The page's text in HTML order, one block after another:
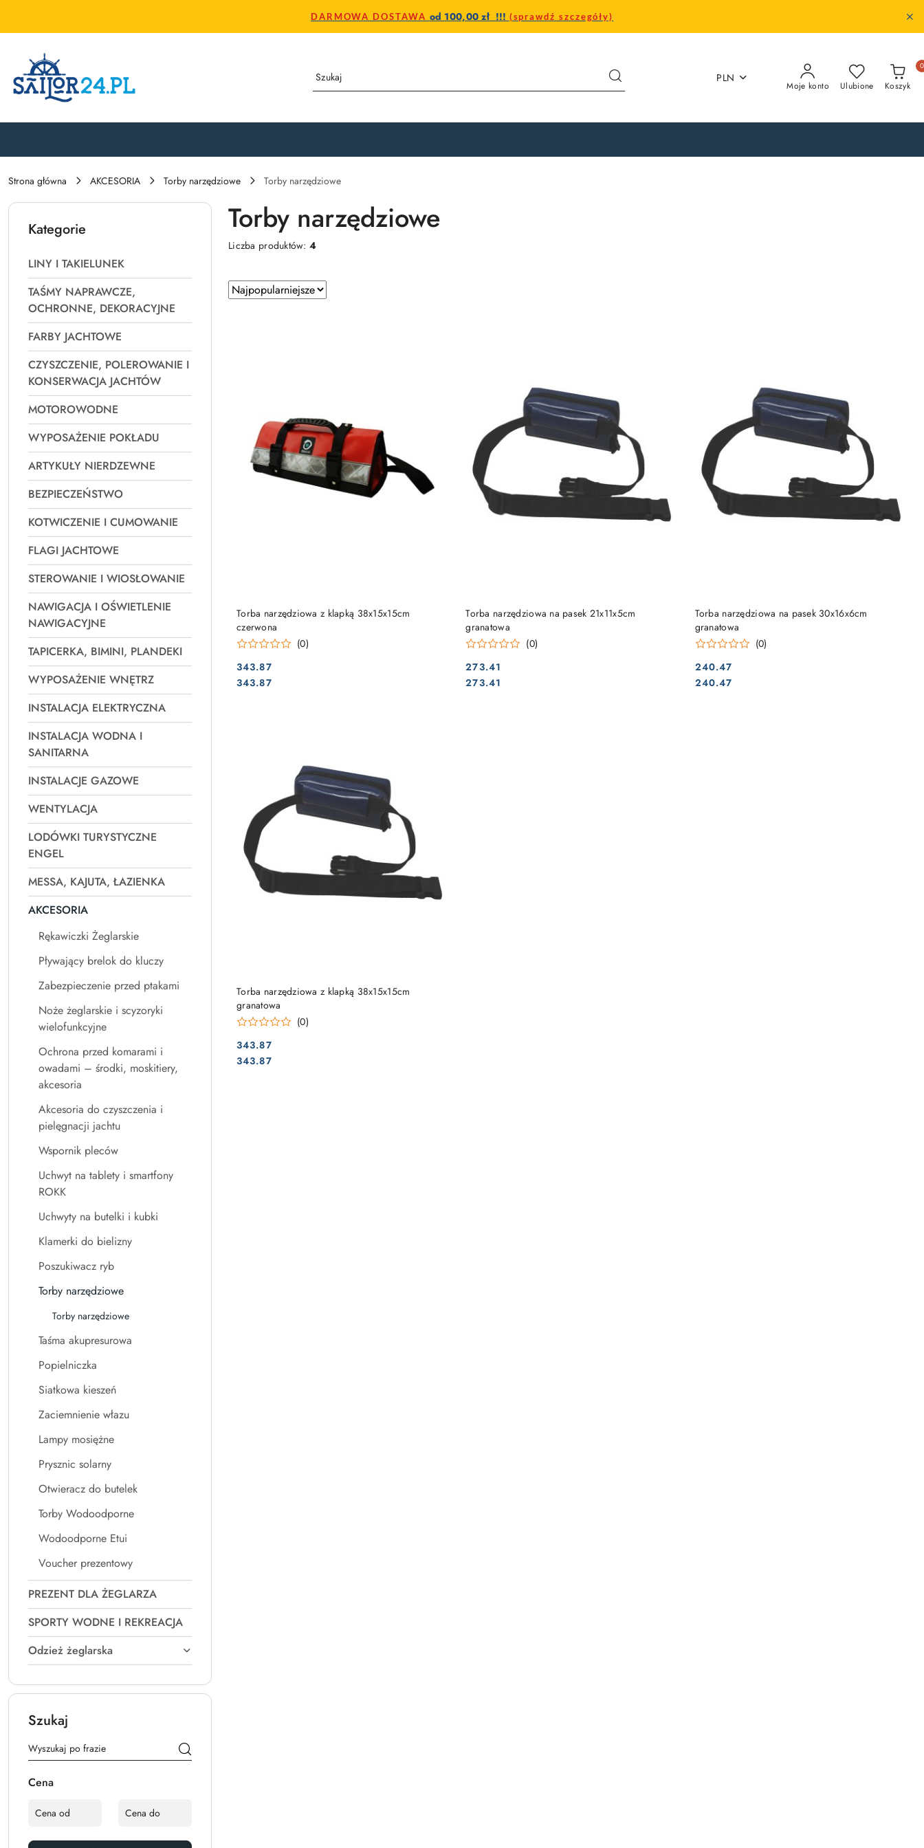
DARMOWA DOSTAWA od 100,00 zł !!! (sprawdź szczegóły)
PLN
Moje konto Ulubione Koszyk
0
Strona główna AKCESORIA Torby narzędziowe Torby narzędziowe
Kategorie
LINY I TAKIELUNEK
TAŚMY NAPRAWCZE,
OCHRONNE, DEKORACYJNE
FARBY JACHTOWE
CZYSZCZENIE, POLEROWANIE I
KONSERWACJA JACHTÓW
MOTOROWODNE
WYPOSAŻENIE POKŁADU
ARTYKUŁY NIERDZEWNE
BEZPIECZEŃSTWO
KOTWICZENIE I CUMOWANIE
FLAGI JACHTOWE
STEROWANIE I WIOSŁOWANIE
NAWIGACJA I OŚWIETLENIE
NAWIGACYJNE
TAPICERKA, BIMINI, PLANDEKI
WYPOSAŻENIE WNĘTRZ
INSTALACJA ELEKTRYCZNA
INSTALACJA WODNA I
SANITARNA
INSTALACJE GAZOWE
WENTYLACJA
LODÓWKI TURYSTYCZNE
ENGEL
MESSA, KAJUTA, ŁAZIENKA
AKCESORIA
Rękawiczki Żeglarskie
Pływający brelok do kluczy
Zabezpieczenie przed ptakami
Noże żeglarskie i scyzoryki
wielofunkcyjne
Ochrona przed komarami i
owadami – środki, moskitiery,
akcesoria
Akcesoria do czyszczenia i
pielęgnacji jachtu
Wspornik pleców
Uchwyt na tablety i smartfony
ROKK
Uchwyty na butelki i kubki
Klamerki do bielizny
Poszukiwacz ryb
Torby narzędziowe
Torby narzędziowe
Taśma akupresurowa
Popielniczka
Siatkowa kieszeń
Zaciemnienie włazu
Lampy mosiężne
Prysznic solarny
Otwieracz do butelek
Torby Wodoodporne
Wodoodporne Etui
Voucher prezentowy
PREZENT DLA ŻEGLARZA
SPORTY WODNE I REKREACJA
Odzież żeglarska
Szukaj
Cena
Torby narzędziowe
Liczba produktów:4
Zastosowano
sortowanie:
Sortuj
według
Torba narzędziowa z klapką 38x15x15cm
czerwona
(0)
Cena:
343.87
Cena:
343.87
DO KOSZYKA
Torba narzędziowa na pasek 21x11x5cm
granatowa
(0)
Cena:
273.41
Cena:
273.41
DO KOSZYKA
Torba narzędziowa na pasek 30x16x6cm
granatowa
(0)
Cena:
240.47
Cena:
240.47
DO KOSZYKA
Torba narzędziowa z klapką 38x15x15cm
granatowa
(0)
Cena:
343.87
Cena:
343.87
DO KOSZYKA